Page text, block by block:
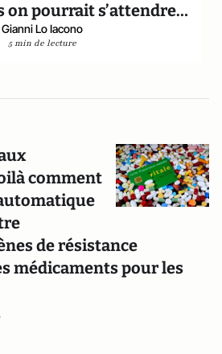
on pourrait s’attendre…
Gianni Lo Iacono
5 min de lecture
comment
de résistance
médicaments pour les